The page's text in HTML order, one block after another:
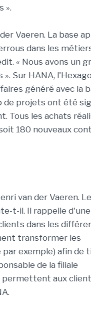
».
Vaeren. La base
dans les
« Nous avons un
Sur HANA,
généré avec la
de projets ont été
Tous les achats
180 nouveaux
van der Vaeren. Le
t-il. Il rappelle
dans les
transformer les
exemple) afin de
de la filiale
permettent aux